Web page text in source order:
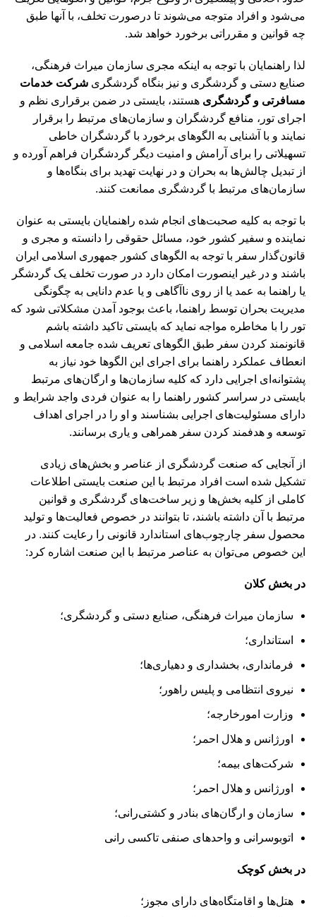
می‌شود و افراد متوجه می‌شوند تا درصورت تخلف، با آنها طبق
چه قوانین و مقرراتی برخورد خواهد شد.
لذا راهنمایان با توجه به اینکه مجری سازمان میراث فرهنگی،
صنایع دستی و گردشگری و نیز بنگاه گردشگری شرکت خدمات
مسافرتی و گردشگری هستند، بایستی در ضمن برقراری نظم و
اجرای تور، منافع گردشگران و سازمان‌های مرتبط را برقرار
نمایند و با آشنایی به الگوهای برخورد با گردشگران خاطی
تسهیلاتی را برای آرامش و امنیت دیگر گردشگران فراهم آورده و
از تبدیل چالش‌ها به بحران و در نهایت تهدید برای بنگاه‌ها و
سازمان‌های مرتبط با گردشگری ممانعت کنند.
با توجه به کلیه صحبت‌های انجام شده راهنمایان بایستی به عنوان
نماینده و سفیر کشور خود، مسائل حقوقی را دانسته و مجری و
قانون‌گذار سفر با توجه به الگوهای کشور جمهوری اسلامی ایران
باشند و در غیر‌ اینصورت امکان دارد در صورت تخلف یک گردشگر
یا راهنما به عمد یا از روی ناآگاهی و یا عدم دانایی به چگونگی
مدیریت بحران توسط راهنما، باعث بوجود آمدن مشکلاتی شود که
تور را با مخاطره مواجه نماید که بایستی تاکید داشته باشم
قانونمند کردن سفر طبق الگو‌های تعریف شده جامعه اسلامی و
انعطاف عملکرد راهنما برای اجرای این الگوها خود نیاز به
پشتوانه‌ای اجرایی دارد که کلیه سازمان‌ها و ارگان‌های مرتبط
بایستی در سراسر کشور راهنما را به عنوان فردی واجد شرایط و
دارای مسئولیت‌های اجرایی بشناسند و او را در اجرای اهداف
توسعه و هدفمند کردن سفر همراهی و یاری برسانند.
از آنجایی که صنعت گردشگری از عناصر و بخش‌های زیادی
تشکیل شده است افراد مرتبط با این صنعت بایستی اطلاعات
کاملی از کلیه بخش‌ها و زیر ساخت‌های گردشگری و قوانین
مرتبط با آن داشته باشند، تا بتوانند در خصوص فعالیت‌ها و تولید
محصول سفر چارچوب‌های استاندارد قانونی را رعایت کنند. در
این خصوص می‌توان به عناصر مرتبط با این صنعت اشاره کرد:
در بخش کلان
سازمان میراث فرهنگی، صنایع دستی و گردشگری؛
استانداری؛
فرمانداری، بخشداری و دهیاری‌ها؛
نیروی انتظامی و پلیس راهور؛
وزارت امورخارجه؛
اورژانس و هلال احمر؛
شرکت‌های بیمه؛
اورژانس و هلال احمر؛
سازمان و ارگان‌های بنادر و کشتی‌رانی؛
اتوبوسرانی و واحد‌های صنفی تاکسی رانی
در بخش کوچک
هتل‌ها و اقامتگاه‌های دارای مجوز؛